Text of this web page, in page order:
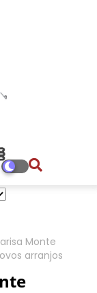
Monte
arranjos